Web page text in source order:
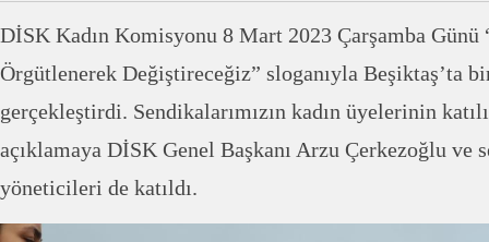
DİSK Kadın Komisyonu 8 Mart 2023 Çarşamba Günü
Örgütlenerek Değiştireceğiz” sloganıyla Beşiktaş’ta bir
gerçekleştirdi. Sendikalarımızın kadın üyelerinin
açıklamaya DİSK Genel Başkanı Arzu Çerkezoğlu ve
yöneticileri de katıldı.